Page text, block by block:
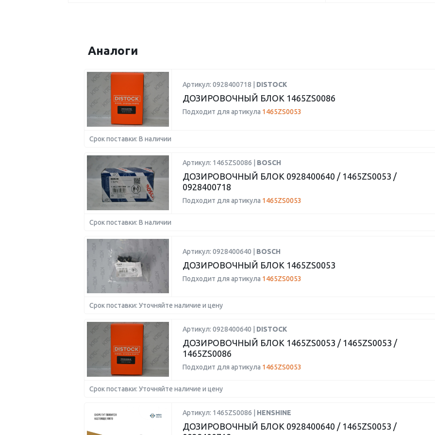
Аналоги
Артикул: 0928400718 | DISTOCK
ДОЗИРОВОЧНЫЙ БЛОК 1465ZS0086
Подходит для артикула 1465ZS0053
Срок поставки: В наличии
Артикул: 1465ZS0086 | BOSCH
ДОЗИРОВОЧНЫЙ БЛОК 0928400640 / 1465ZS0053 /
0928400718
Подходит для артикула 1465ZS0053
Срок поставки: В наличии
Артикул: 0928400640 | BOSCH
ДОЗИРОВОЧНЫЙ БЛОК 1465ZS0053
Подходит для артикула 1465ZS0053
Срок поставки: Уточняйте наличие и цену
Артикул: 0928400640 | DISTOCK
ДОЗИРОВОЧНЫЙ БЛОК 1465ZS0053 / 1465ZS0053 /
1465ZS0086
Подходит для артикула 1465ZS0053
Срок поставки: Уточняйте наличие и цену
Артикул: 1465ZS0086 | HENSHINE
ДОЗИРОВОЧНЫЙ БЛОК 0928400640 / 1465ZS0053 /